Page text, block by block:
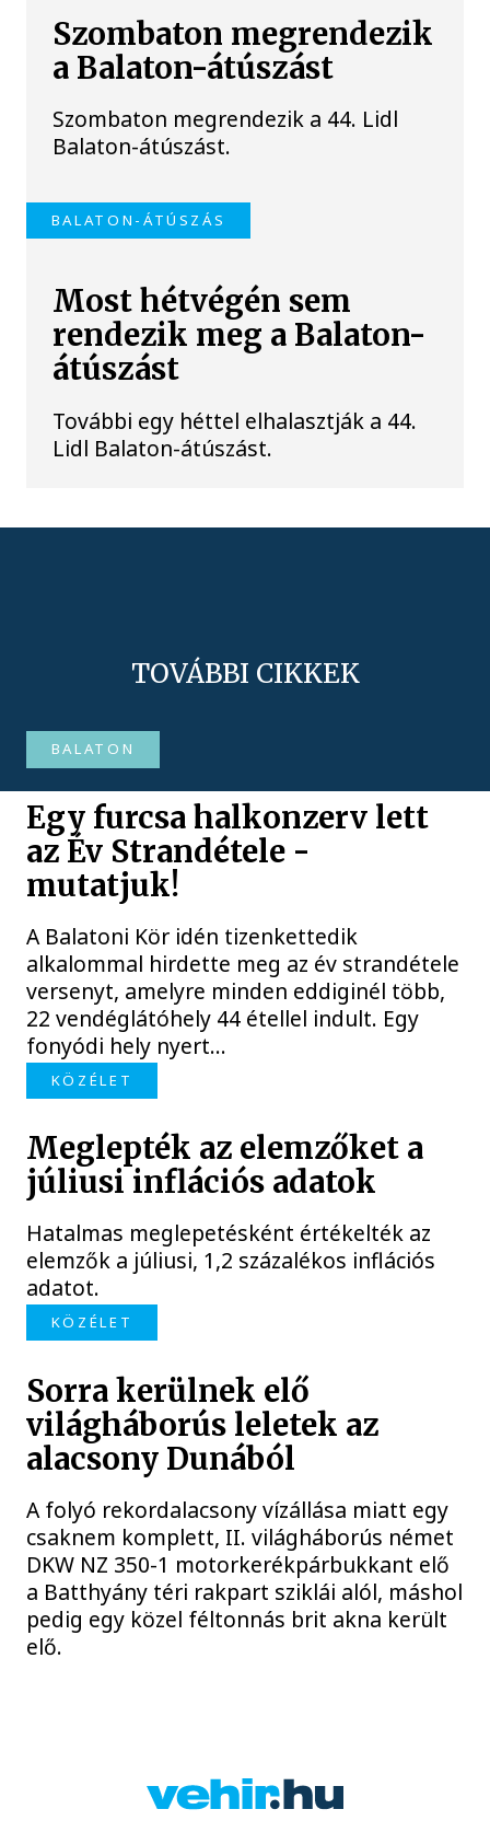
Szombaton megrendezik
a Balaton-átúszást
Szombaton megrendezik a 44. Lidl
Balaton-átúszást.
BALATON-ÁTÚSZÁS
Most hétvégén sem
rendezik meg a Balaton-
átúszást
További egy héttel elhalasztják a 44.
Lidl Balaton-átúszást.
TOVÁBBI CIKKEK
BALATON
Egy furcsa halkonzerv lett
az Év Strandétele -
mutatjuk!
A Balatoni Kör idén tizenkettedik
alkalommal hirdette meg az év strandétele
versenyt, amelyre minden eddiginél több,
22 vendéglátóhely 44 étellel indult. Egy
fonyódi hely nyert...
KÖZÉLET
Meglepték az elemzőket a
júliusi inflációs adatok
Hatalmas meglepetésként értékelték az
elemzők a júliusi, 1,2 százalékos inflációs
adatot.
KÖZÉLET
Sorra kerülnek elő
világháborús leletek az
alacsony Dunából
A folyó rekordalacsony vízállása miatt egy
csaknem komplett, II. világháborús német
DKW NZ 350-1 motorkerékpárbukkant elő
a Batthyány téri rakpart sziklái alól, máshol
pedig egy közel féltonnás brit akna került
elő.